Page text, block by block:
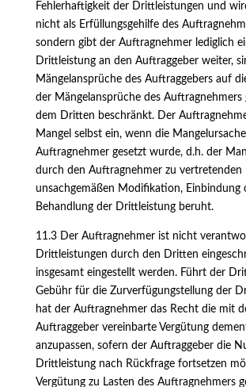
Fehlerhaftigkeit der Drittleistungen und
nicht als Erfüllungsgehilfe des
sondern gibt der Auftragnehmer lediglich
Drittleistung an den Auftraggeber weiter,
Mängelansprüche des Auftraggebers auf
der Mängelansprüche des Auftragnehmers
dem Dritten beschränkt. Der
Mangel selbst ein, wenn die
Auftragnehmer gesetzt wurde, d.h. der
durch den Auftragnehmer zu vertretenden
unsachgemäßen Modifikation, Einbindung
Behandlung der Drittleistung beruht.
11.3 Der Auftragnehmer ist nicht
Drittleistungen durch den Dritten
insgesamt eingestellt werden. Führt der
Gebühr für die Zurverfügungstellung der
hat der Auftragnehmer das Recht die mit
Auftraggeber vereinbarte Vergütung
anzupassen, sofern der Auftraggeber die
Drittleistung nach Rückfrage fortsetzen
Vergütung zu Lasten des Auftragnehmers